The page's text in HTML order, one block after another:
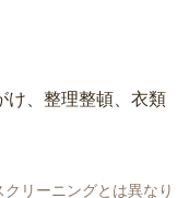
け、整理整頓、衣類
リーニングとは異なり